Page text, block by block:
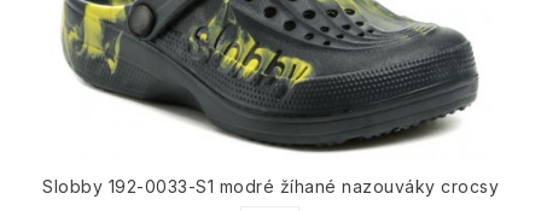
Slobby 192-0033-S1 modré žíhané nazouváky crocsy